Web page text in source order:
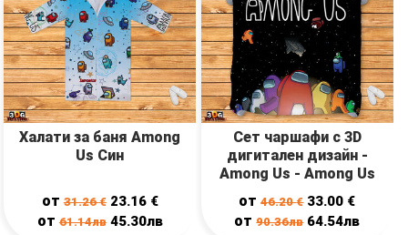
Халати за баня Among
Us Син
от31.26€ 23.16 €
от61.14лв 45.30лв
Сет чаршафи с 3D
дигитален дизайн -
Among Us - Among Us
от46.20€ 33.00 €
от90.36лв 64.54лв